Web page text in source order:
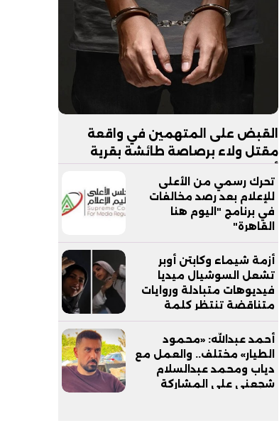
القبض على المتهمين في واقعة
مقتل ولاء برصاصة طائشة بقرية
تحرك رسمي من الأعلى
للإعلام بعد رصد مخالفات
في برنامج "اليوم هنا
القاهرة"
أزمة شيماء وكابتن أوبر
تشعل السوشيال ميديا
فيديوهات متبادلة وروايات
متناقضة تنتظر كلمة
التحقيقات
أحمد عبدالله: «محمود
الطيار» مختلف.. والعمل مع
دياب ومحمد عبدالسلام
شجعني على المشاركة